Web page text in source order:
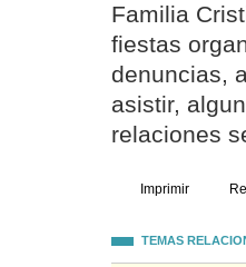
Familia
fiestas
denuncias,
asistir,
relaciones
Imprimir
TEMAS